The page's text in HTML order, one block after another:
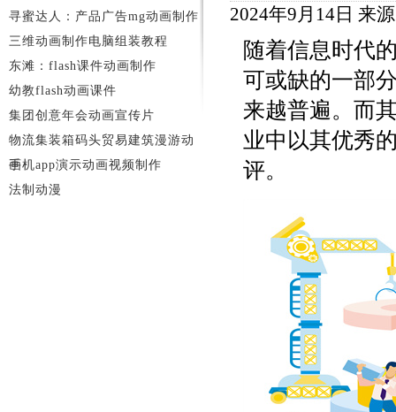
2024年9月14日 来
随着信息时代
可或缺的一部
来越普遍。而
业中以其优秀
评。
寻蜜达人：产品广告mg动画制作
三维动画制作电脑组装教程
东滩：flash课件动画制作
幼教flash动画课件
集团创意年会动画宣传片
物流集装箱码头贸易建筑漫游动
画
手机app演示动画视频制作
法制动漫